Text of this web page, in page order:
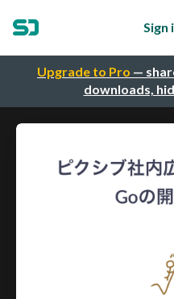
Upgrade to Pro —
downloads,
Sign